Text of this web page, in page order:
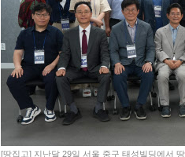
[땅집고] 지난달 29일 서울 중구 태성빌딩에서